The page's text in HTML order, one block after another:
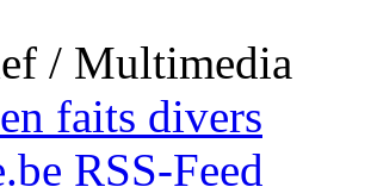
/ Multimedia
faits divers
RSS-Feed